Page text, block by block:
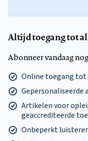
Altijd toegang tot
Abonneer vandaag
Online toegang
Gepersonaliseerde
Artikelen voor
geaccrediteerde
Onbeperkt